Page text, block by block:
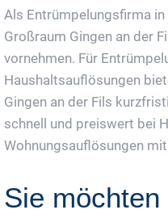
Als Entrümpelungsfirma
Großraum Gingen an der
vornehmen. Für
Haushaltsauflösungen
Gingen an der Fils
schnell und preiswert bei
Wohnungsauflösungen
Sie